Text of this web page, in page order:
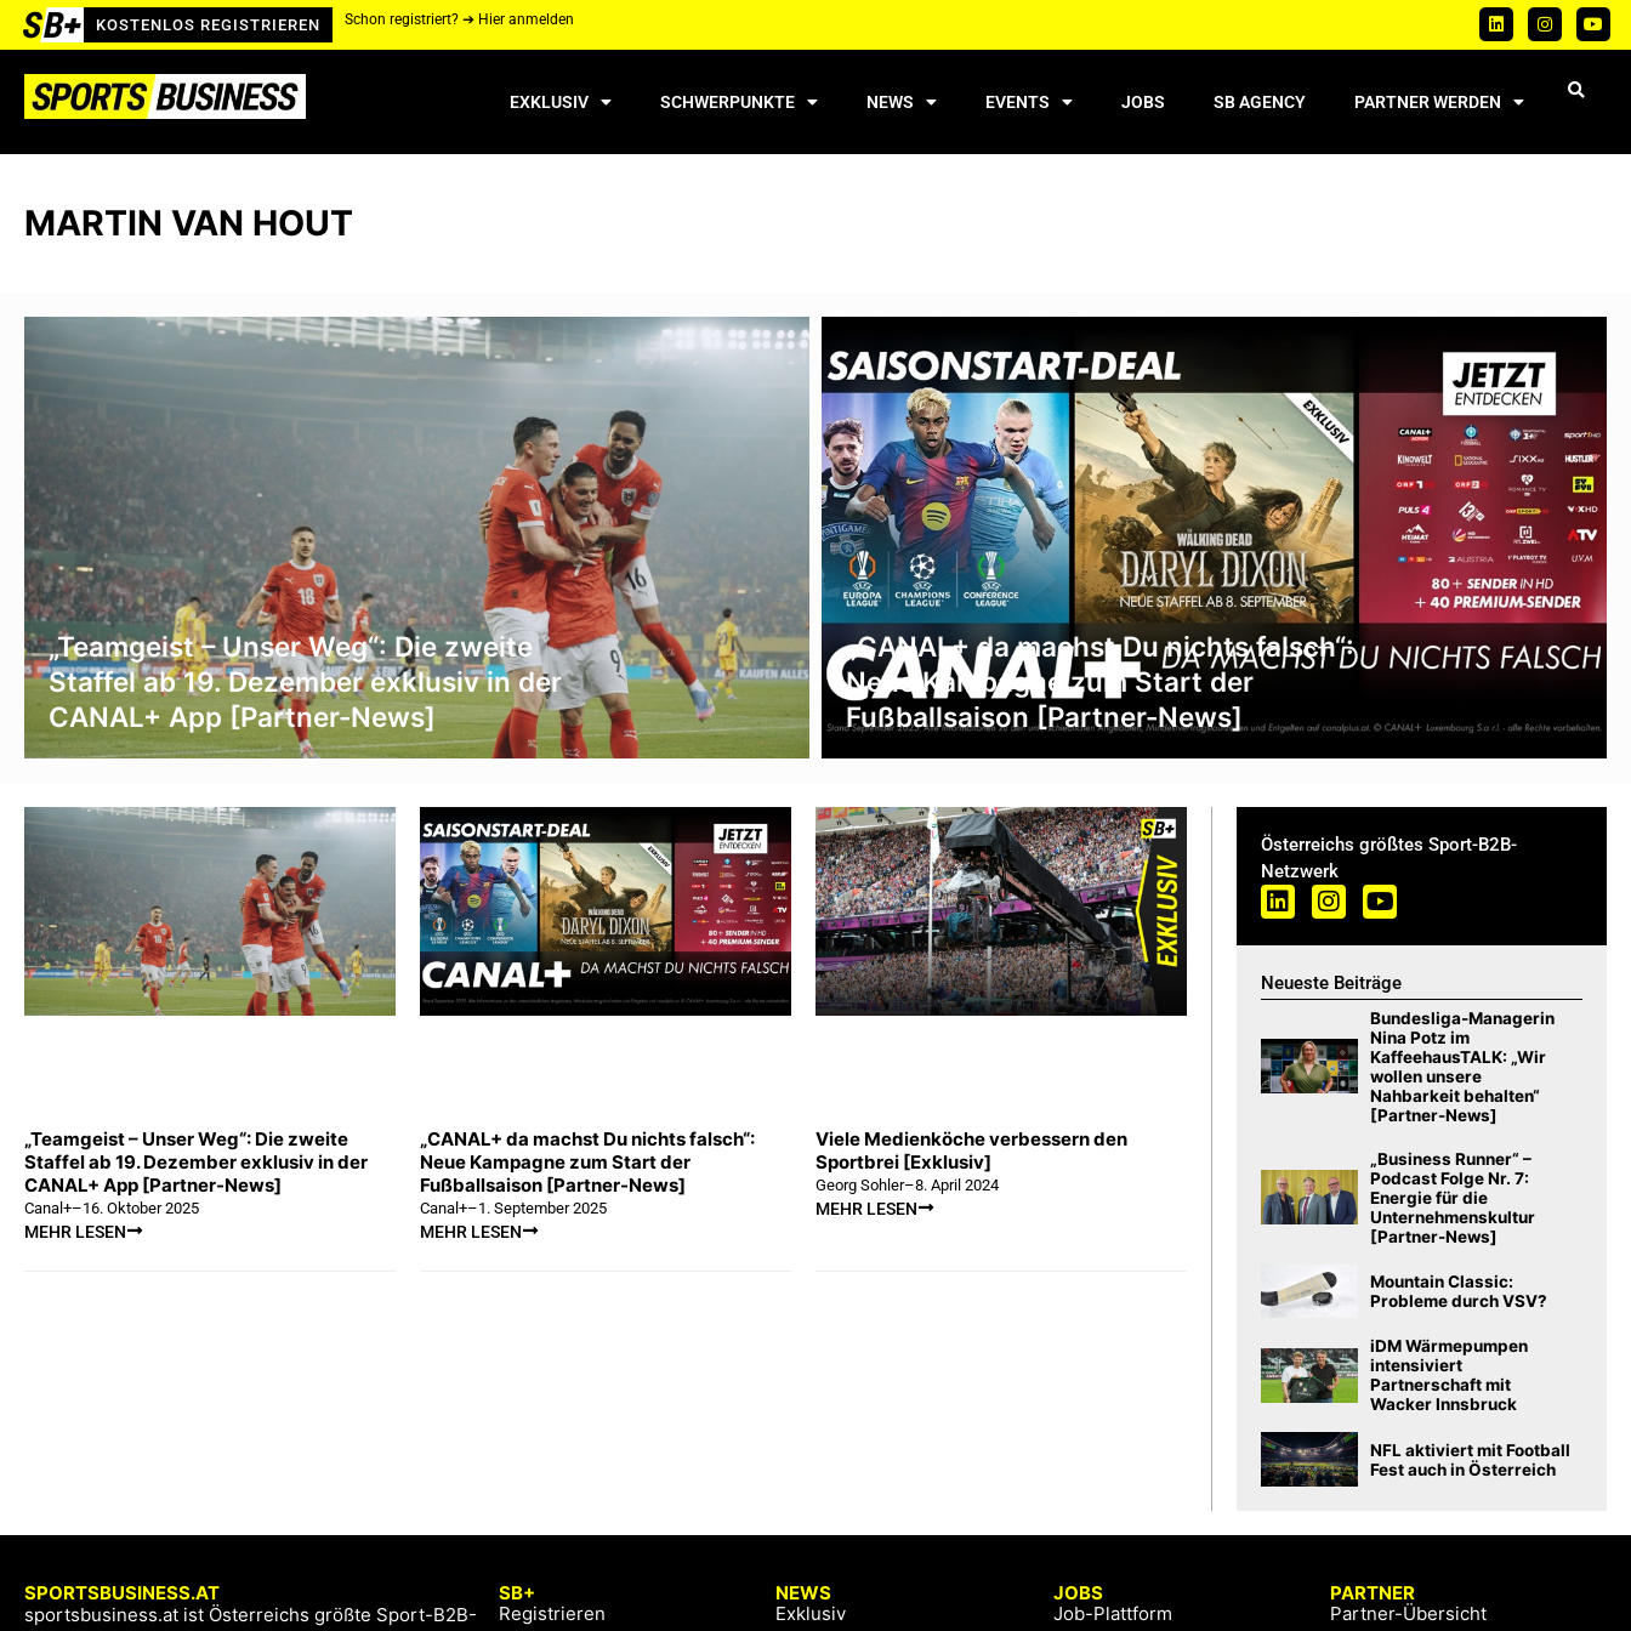
KOSTENLOS REGISTRIEREN Schon registriert? ➔ Hier anmelden
EXKLUSIV SCHWERPUNKTE NEWS EVENTS JOBS SB AGENCY PARTNER WERDEN
MARTIN VAN HOUT
„Teamgeist – Unser Weg“: Die zweite
Staffel ab 19. Dezember exklusiv in der
CANAL+ App [Partner-News]
„CANAL+ da machst Du nichts falsch“:
Neue Kampagne zum Start der
Fußballsaison [Partner-News]
„Teamgeist – Unser Weg“: Die zweite
Staffel ab 19. Dezember exklusiv in der
CANAL+ App [Partner-News]
Canal+–16. Oktober 2025
MEHR LESEN
„CANAL+ da machst Du nichts falsch“:
Neue Kampagne zum Start der
Fußballsaison [Partner-News]
Canal+–1. September 2025
MEHR LESEN
Viele Medienköche verbessern den
Sportbrei [Exklusiv]
Georg Sohler–8. April 2024
MEHR LESEN
Österreichs größtes Sport-B2B-
Netzwerk
Neueste Beiträge
Bundesliga-Managerin
Nina Potz im
KaffeehausTALK: „Wir
wollen unsere
Nahbarkeit behalten“
[Partner-News]
„Business Runner“ –
Podcast Folge Nr. 7:
Energie für die
Unternehmenskultur
[Partner-News]
Mountain Classic:
Probleme durch VSV?
iDM Wärmepumpen
intensiviert
Partnerschaft mit
Wacker Innsbruck
NFL aktiviert mit Football
Fest auch in Österreich
SPORTSBUSINESS.AT
sportsbusiness.at ist Österreichs größte Sport-B2B-
SB+
Registrieren
NEWS
Exklusiv
JOBS
Job-Plattform
PARTNER
Partner-Übersicht